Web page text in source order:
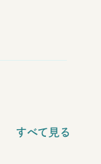
すべて見る